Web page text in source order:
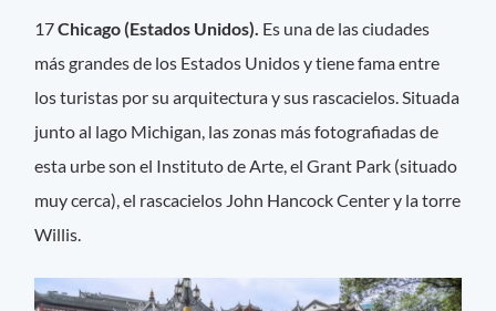
17Chicago (Estados Unidos). Es una de las ciudades
más grandes de los Estados Unidos y tiene fama entre
los turistas por su arquitectura y sus rascacielos. Situada
junto al lago Michigan, las zonas más fotografiadas de
esta urbe son el Instituto de Arte, el Grant Park (situado
muy cerca), el rascacielos John Hancock Center y la torre
Willis.